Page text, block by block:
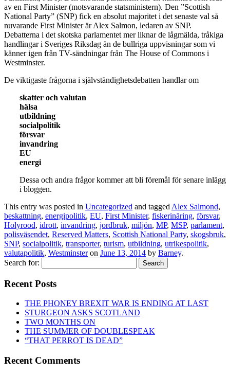
av en First Minister (motsva­rande statsministern). Den ”Scottish
National Party” (SNP) fick en absolut majoritet i det senaste val så
nuvarande First Minister är Alex Salmon, ledaren av SNP.
Debatterna i det skotska parlamen­tet mer liknar de lågmälda, tråkiga
handlingar i Sveriges Riksdag än de bullriga uppvisningar som vi
känner igen från TV-sändningar från The House of Commons i
Westminster.
De viktigaste frågorna i självständighetsdebatten handlar om
skatter och valutan
hälsa
utbildning
socialpolitik
försvar
invandring
EU
energi
Dessa och andra frågor kommer att bli föremål för senare inlägg
i bloggen.
This entry was posted in Uncategorized and tagged Alex Salmond,
beskattning, energipolitik, EU, First Minister, fiskerinäring, försvar,
Holyrood, idrott, invandring, jordbruk, miljön, MP, MSP, parlament,
polisväsendet, Reserved Matters, Scottish National Party, skogsbruk,
SNP, socialpolitik, transporter, turism, utbildning, utrikespolitik,
valutapolitik, Westminsteron June 13, 2014 by Barney.
Search for:
Recent Posts
THE PHONEY BREXIT WAR IS ENDING AT LAST
STURGEON ASKS SCOTLAND
TWO MONTHS ON
THE SUMMER OF DOUBLESPEAK
“THAT PERROT IS DEAD”
Recent Comments